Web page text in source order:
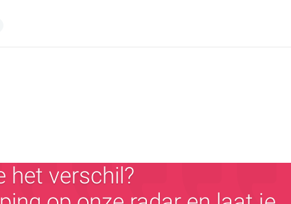
het verschil?